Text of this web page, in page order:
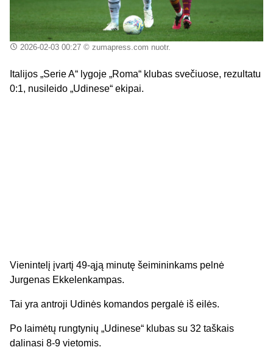
2026-02-03 00:27© zumapress.com nuotr.
Italijos „Serie A“ lygoje „Roma“ klubas svečiuose, rezultatu
0:1, nusileido „Udinese“ ekipai.
Vienintelį įvartį 49-ąją minutę šeimininkams pelnė
Jurgenas Ekkelenkampas.
Tai yra antroji Udinės komandos pergalė iš eilės.
Po laimėtų rungtynių „Udinese“ klubas su 32 taškais
dalinasi 8-9 vietomis.